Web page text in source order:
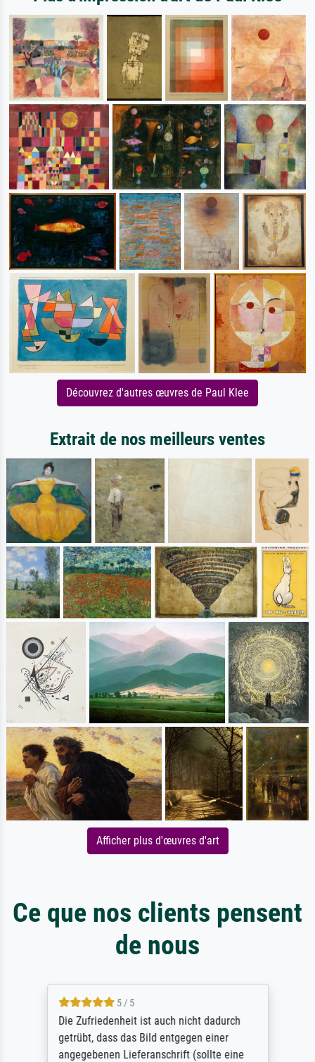
Découvrez d'autres œuvres de Paul Klee
Extrait de nos meilleurs ventes
Afficher plus d'œuvres d'art
Ce que nos clients pensent
de nous
5 / 5
Die Zufriedenheit ist auch nicht dadurch
getrübt, dass das Bild entgegen einer
angegebenen Lieferanschrift (sollte eine